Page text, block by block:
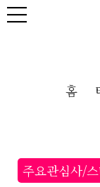
본문 바로가기
홈
주요관심사/